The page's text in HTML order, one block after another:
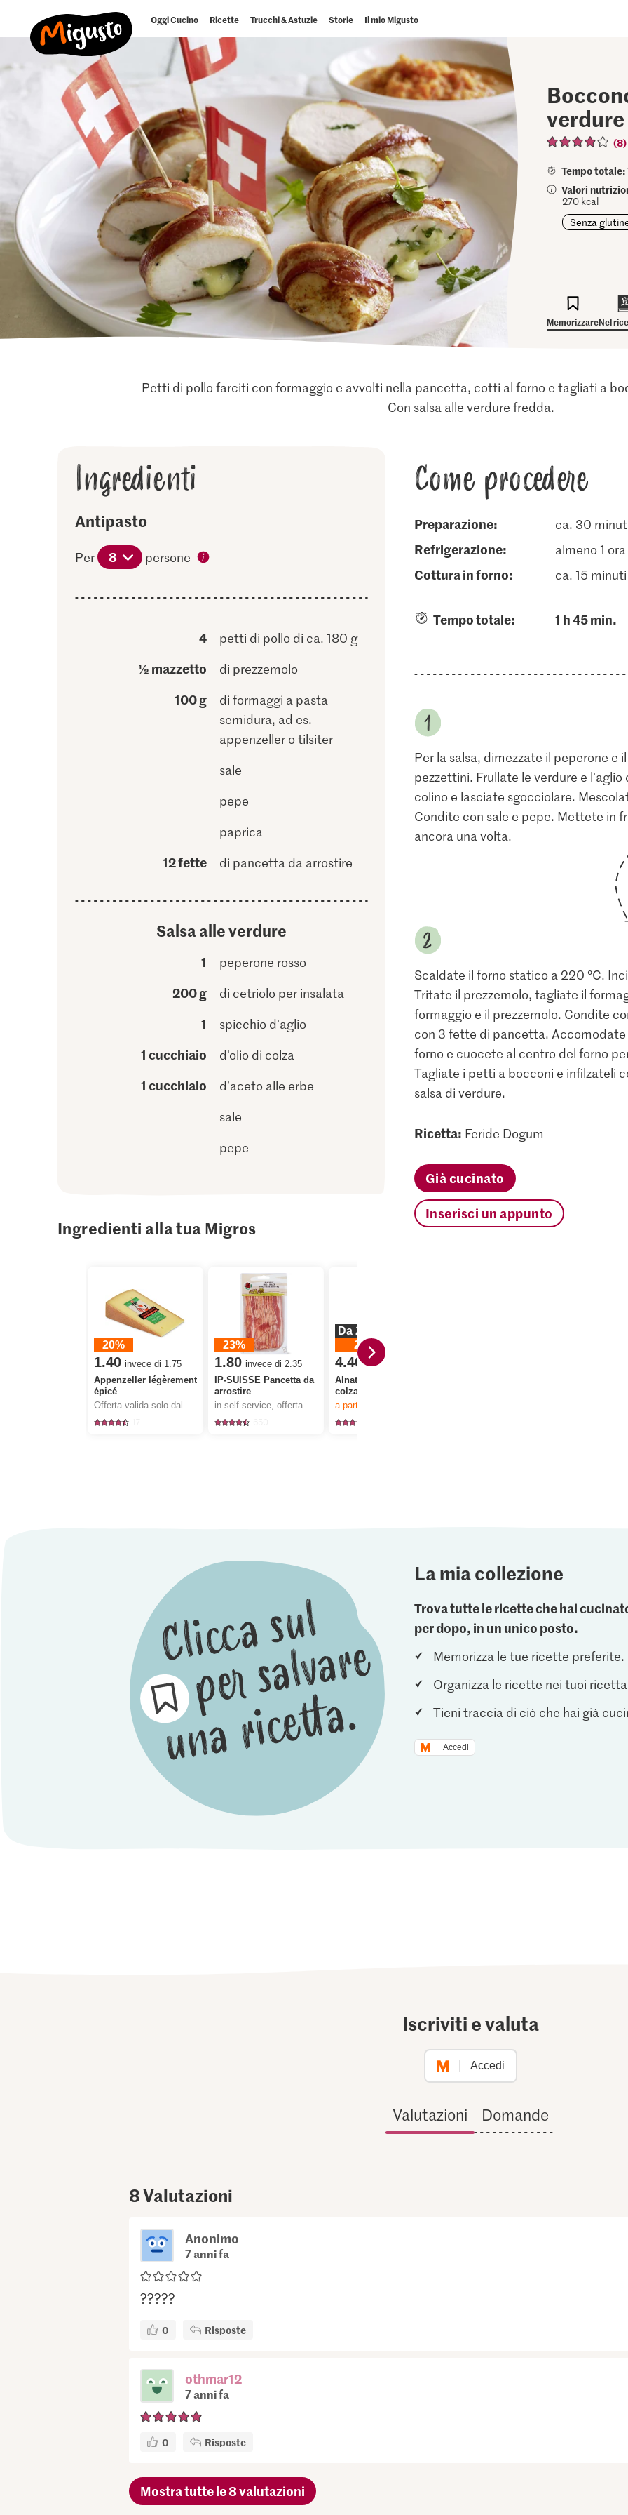
Oggi Cucino Ricette Trucchi & Astuzie Storie Il mio Migusto
verdure
(8)
Tempo totale:
Valori
270 kcal
Senza
MemorizzareNel
Petti di pollo farciti con formaggio e avvolti nella pancetta, cotti al forno e tagliati a
Con salsa alle verdure fredda.
Ingredienti
Antipasto
Per 8 persone
4 petti di pollo di ca. 180 g
½ mazzetto di prezzemolo
100 g
di formaggi a pasta
semidura, ad es.
appenzeller o tilsiter
sale
pepe
paprica
12 fette di pancetta da arrostire
Salsa alle verdure
1 peperone rosso
200 g di cetriolo per insalata
1 spicchio d’aglio
1 cucchiaio d’olio di colza
1 cucchiaio
d’aceto alle erbe
sale
pepe
Ingredienti alla tua Migros
20%
1.40 invece di 1.75
Appenzeller légèrement
épicé
Offerta valida solo dal 6.8 al 12.8.2026, fino a esaurimento dello stock.
23%
1.80 invece di 2.35
IP-SUISSE Pancetta da
arrostire
in self-service, offerta valida solo dal 6.8 al 12.8.2026, fino a esaurimento dello stock.
Da 2 pezzi
20%
4.40 invece di 5.50
Alnatura Bio Olio di
colza vergine
a partire da 2
Come procedere
Preparazione: ca. 30
refrigerazione: almeno 1 ora
cottura in forno: ca. 15 minuti
Tempo totale: 1 h 45 min.
Per la salsa, dimezzate il peperone
pezzettini. Frullate le verdure e
colino e lasciate sgocciolare.
Condite con sale e pepe. Mettete in
ancora una volta.
Scaldate il forno statico a 220 °C.
Tritate il prezzemolo, tagliate il
formaggio e il prezzemolo. Condite
con 3 fette di pancetta.
forno e cuocete al centro del forno
Tagliate i petti a bocconi e infilzateli
salsa di verdure.
Ricetta: Feride Dogum
Già cucinato
Inserisci un appunto
La mia collezione
Trova tutte le ricette che hai
per dopo, in un unico posto.
Memorizza le tue ricette preferite.
Organizza le ricette nei tuoi
Tieni traccia di ciò che hai già
Accedi
Iscriviti e valuta
Accedi
Valutazioni Domande
8Valutazioni
Anonimo
7 anni fa
?????
0 Risposte
othmar12
7 anni fa
0 Risposte
Mostra tutte le 8 valutazioni